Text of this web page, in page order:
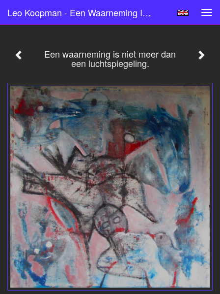
Leo Koopman - Een Waarneming Is Niet Meer Dan Een Luchtspiegeling.
Een waarneming is niet meer dan
een luchtspiegeling.